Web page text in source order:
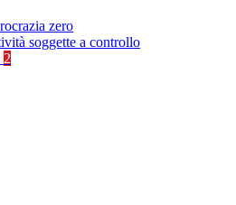
zero
soggette a controllo
2